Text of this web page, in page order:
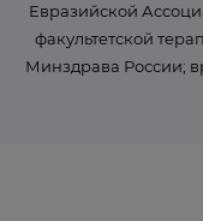
Евразийской
факультетской
Минздрава России;